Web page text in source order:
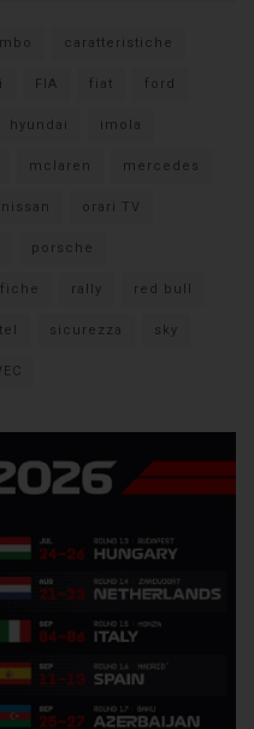
caratteristiche
FIA fiat ford
hyundai imola
mclaren mercedes
nissan orari TV
porsche
rally red bull
sicurezza sky